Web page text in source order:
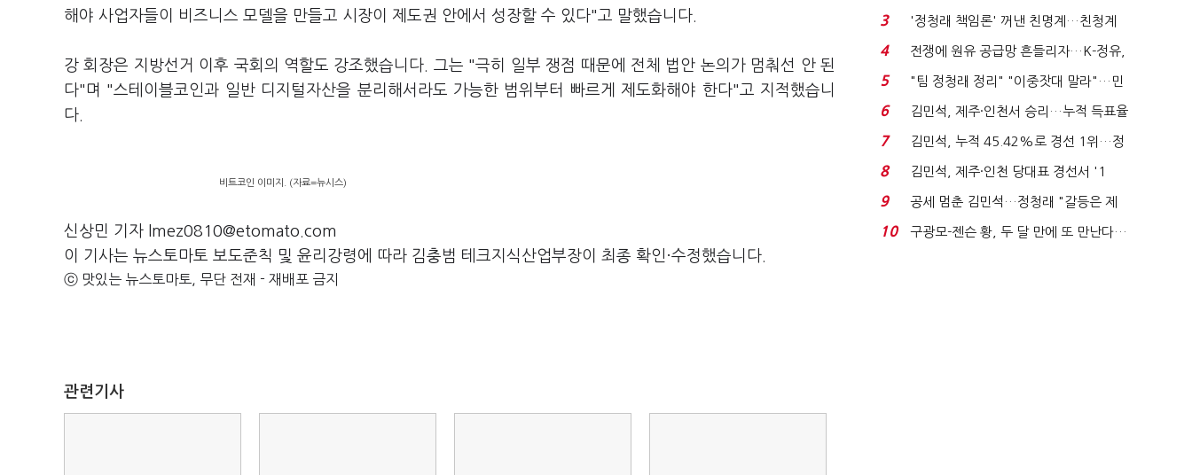
해야 사업자들이 비즈니스 모델을 만들고 시장이 제도권 안에서 성장할 수 있다"고 말했습니다.
강 회장은 지방선거 이후 국회의 역할도 강조했습니다. 그는 "극히 일부 쟁점 때문에 전체 법안 논의가 멈춰선 안 된
다"며 "스테이블코인과 일반 디지털자산을 분리해서라도 가능한 범위부터 빠르게 제도화해야 한다"고 지적했습니
다.
비트코인 이미지. (자료=뉴시스)
신상민 기자 lmez0810@etomato.com
이 기사는 뉴스토마토 보도준칙 및 윤리강령에 따라 김충범 테크지식산업부장이 최종 확인·수정했습니다.
ⓒ 맛있는 뉴스토마토, 무단 전재 - 재배포 금지
관련기사
청래 "반명 공세 사...
3
'정청래 책임론' 꺼낸 친명계…친청계
는 추가투표 때리기...
4
전쟁에 원유 공급망 흔들리자…K-정유,
에너지안보 핵심...
5
"팀 정청래 정리" "이중잣대 말라"…민
주 최고위원 계파 다...
6
김민석, 제주·인천서 승리…누적 득표율
'1위 탈환'(종합)...
7
김민석, 누적 45.42%로 경선 1위…정
청래와 격차 0.86%p(...
8
김민석, 제주·인천 당대표 경선서 '1
위'(1보)...
9
공세 멈춘 김민석…정청래 "갈등은 제
가 수습"
10
구광모-젠슨 황, 두 달 만에 또 만난다…